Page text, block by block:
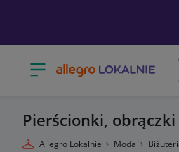
Otwórz menu z kategoriami
Pierścionki, obrączki
Allegro Lokalnie Moda